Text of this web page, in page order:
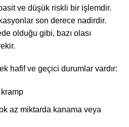
ve düşük riskli bir işlemdir.
son derece nadirdir.
olduğu gibi, bazı olası
hafif ve geçici durumlar vardır:
kramp
az miktarda kanama veya